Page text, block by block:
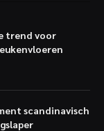
trend voor
scandinavisch